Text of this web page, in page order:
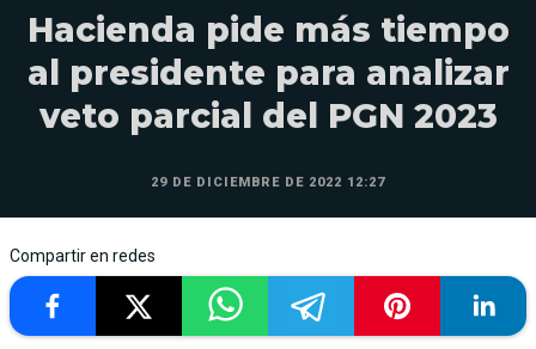
Hacienda pide más tiempo
al presidente para analizar
veto parcial del PGN 2023
29 DE DICIEMBRE DE 2022 12:27
Compartir en redes